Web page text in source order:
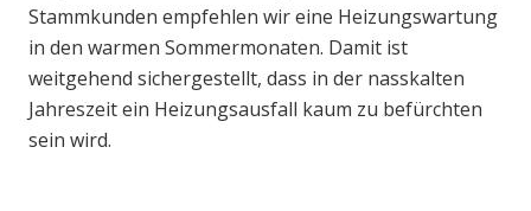
Stammkunden empfehlen wir eine Heizungswartung
in den warmen Sommermonaten. Damit ist
weitgehend sichergestellt, dass in der nasskalten
Jahreszeit ein Heizungsausfall kaum zu befürchten
sein wird.